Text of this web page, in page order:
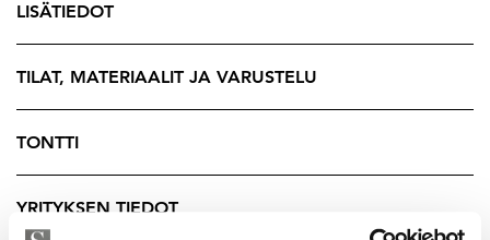
Vuonna 2009 rakennetun massiivihirsitalon paksut
hirsiseinät sopivat myös kaikkein herkimmille. Talon
4-kertaiset ikkunat, peltikatto, kaksi autotallia
kolmelle autolle, pieni pihasauna kesäterassin,
ulkouima-altaan sekä paljun kera täydentävät puitteita.
talon kellarikerroksessa rentouttavat vaativimmankin
saunojan.
LISÄTIEDOT
TILAT, MATERIAALIT JA VARUSTELU
TONTTI
YRITYKSEN TIEDOT